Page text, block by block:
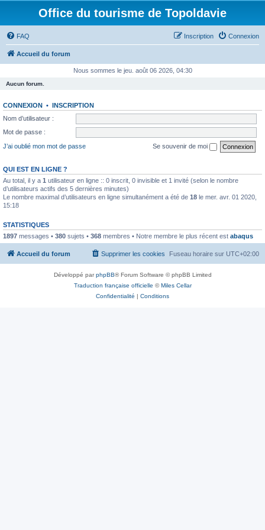
Office du tourisme de Topoldavie
FAQ Connexion
Inscription
Accueil du forum
Nous sommes le jeu. août 06 2026, 04:30
Aucun forum.
CONNEXION • INSCRIPTION
Nom d’utilisateur :
Mot de passe :
J’ai oublié mon mot de passe
Se souvenir de moi
QUI EST EN LIGNE ?
Au total, il y a 1 utilisateur en ligne :: 0 inscrit, 0 invisible et 1 invité (selon le nombre
d’utilisateurs actifs des 5 dernières minutes)
Le nombre maximal d’utilisateurs en ligne simultanément a été de 18 le mer. avr. 01 2020,
15:18
STATISTIQUES
1897 messages • 380 sujets • 368 membres • Notre membre le plus récent est abaqus
Accueil du forum Fuseau horaire sur UTC+02:00
Supprimer les cookies
Développé parphpBB® Forum Software © phpBB Limited
Traduction française officielle ©Miles Cellar
Confidentialité | Conditions